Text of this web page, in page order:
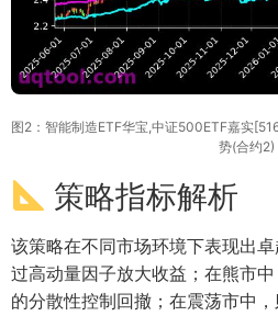
图2：智能制造ETF华宝,中证500ETF嘉实
势(合约2)
策略指标解析
该策略在不同市场环境下表现出
过高动量因子放大收益；在熊市
的分散性控制回撤；在震荡市中